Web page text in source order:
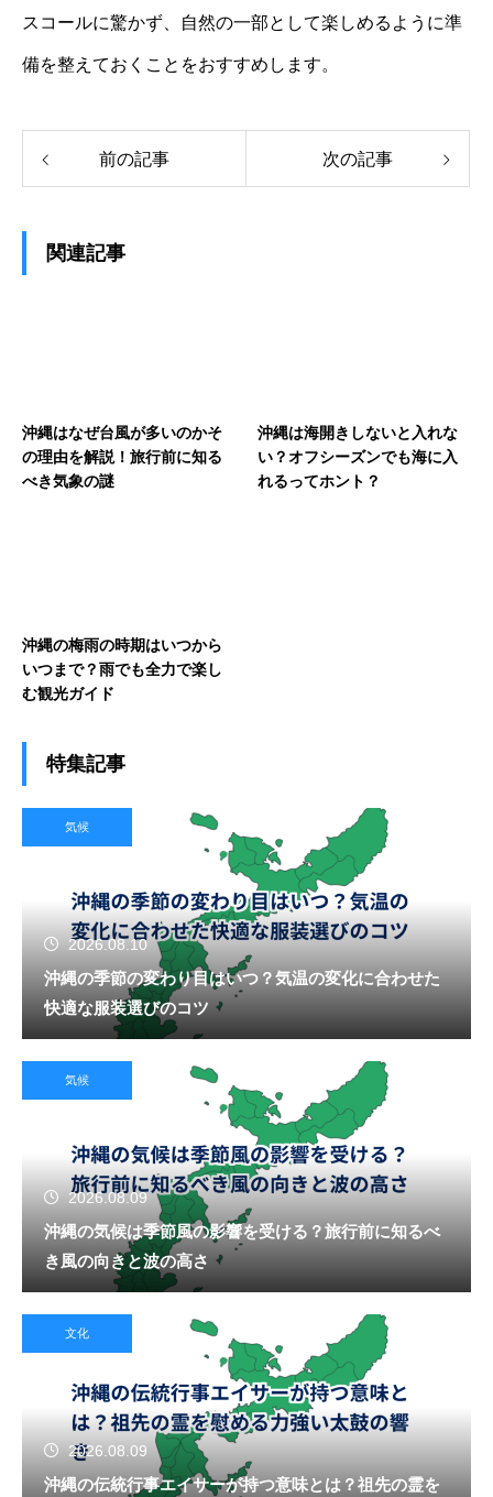
スコールに驚かず、自然の一部として楽しめるように準
備を整えておくことをおすすめします。
前の記事 次の記事
関連記事
沖縄はなぜ台風が多いのかそ
の理由を解説！旅行前に知る
べき気象の謎
沖縄は海開きしないと入れな
い？オフシーズンでも海に入
れるってホント？
沖縄の梅雨の時期はいつから
いつまで？雨でも全力で楽し
む観光ガイド
特集記事
気候
2026.08.10
沖縄の季節の変わり目はいつ？気温の変化に合わせた
快適な服装選びのコツ
気候
2026.08.09
沖縄の気候は季節風の影響を受ける？旅行前に知るべ
き風の向きと波の高さ
文化
2026.08.09
沖縄の伝統行事エイサーが持つ意味とは？祖先の霊を